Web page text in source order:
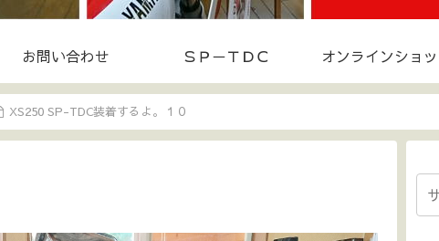
お問い合わせ ＳＰ－ＴＤＣ オンラインショ
XS250 SP-TDC装着するよ。１０